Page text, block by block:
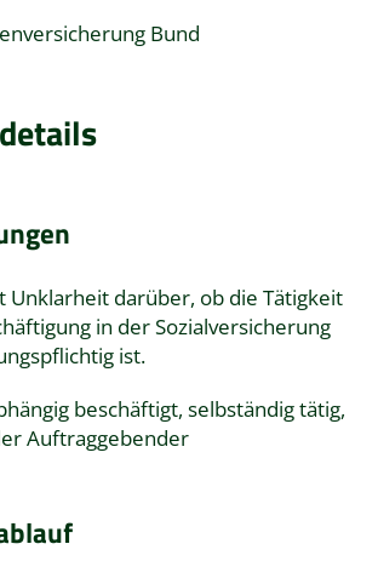
Bund
Unklarheit darüber, ob die Tätigkeit
in der Sozialversicherung
ist.
beschäftigt, selbständig tätig,
Auftraggebender